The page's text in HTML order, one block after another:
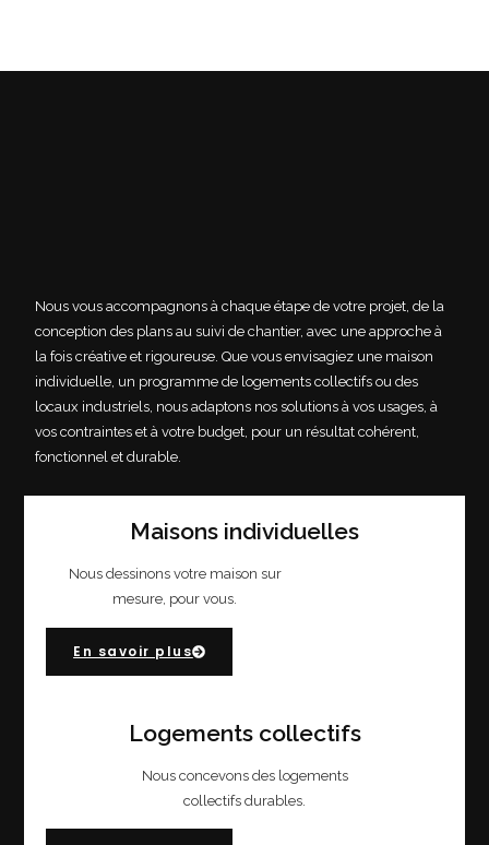
Nous vous accompagnons à chaque étape de votre projet, de la
conception des plans au suivi de chantier, avec une approche à
la fois créative et rigoureuse. Que vous envisagiez une maison
individuelle, un programme de logements collectifs ou des
locaux industriels, nous adaptons nos solutions à vos usages, à
vos contraintes et à votre budget, pour un résultat cohérent,
fonctionnel et durable.
Maisons individuelles
Nous dessinons votre maison sur
mesure, pour vous.
En savoir plus
Logements collectifs
Nous concevons des logements
collectifs durables.